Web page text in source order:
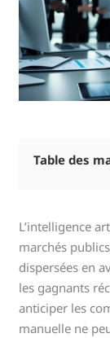
Table des
L’intelligence
marchés
dispersées en
les gagnants
anticiper les
manuelle ne